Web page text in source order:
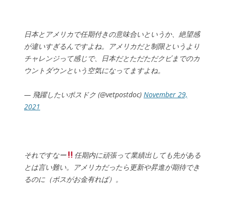
日本とアメリカで任期付きの意味合いというか、絶望感
が違いすぎるんですよね。アメリカだと制限というより
チャレンジって感じで、日本だとただただクビまでのカ
ウントダウンという空気になってますよね。
— 飛躍したいポスドク (@vetpostdoc) November 29,
2021
それですなー
任期内に頑張って業績出しても先がある
とは言い難い。アメリカだったら更新や昇進が期待でき
るのに（ボスがお金有れば）。